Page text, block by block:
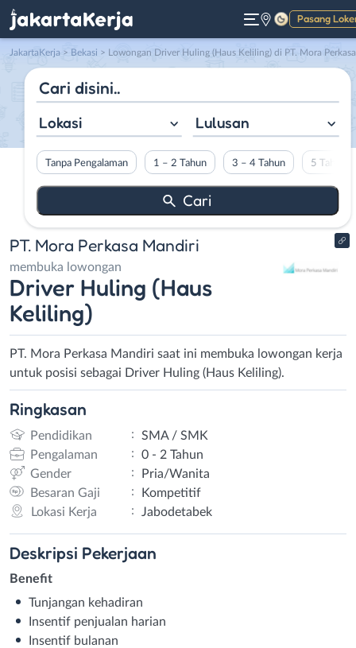
Pasang
Gelap
JakartaKerja > Bekasi > Lowongan Driver Huling (Haus Keliling) di PT. Mora Perkasa
Lokasi Lulusan
Tanpa Pengalaman 1 – 2 Tahun 3 – 4 Tahun 5 Tahun
PT. Mora Perkasa Mandiri
membuka lowongan
Driver Huling (Haus
Keliling)
PT. Mora Perkasa Mandiri saat ini membuka lowongan kerja
untuk posisi sebagai Driver Huling (Haus Keliling).
Ringkasan
Pendidikan :
SMA / SMK
Pengalaman
:
0 - 2 Tahun
Gender
:
Pria/Wanita
Besaran Gaji
:
Kompetitif
Lokasi Kerja
: Jabodetabek
Deskripsi Pekerjaan
Benefit
Tunjangan kehadiran
Insentif penjualan harian
Insentif bulanan